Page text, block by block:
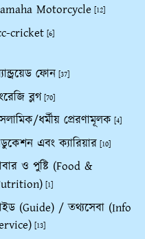
Motorcycle [12]
cricket [6]
ফোন [37]
ব্লগ [70]
ধর্মীয় প্রেরণামূলক [4]
এবং ক্যারিয়ার [10]
ও পুষ্টি (Food &
[1]
(Guide) / তথ্যসেবা (Info
[13]